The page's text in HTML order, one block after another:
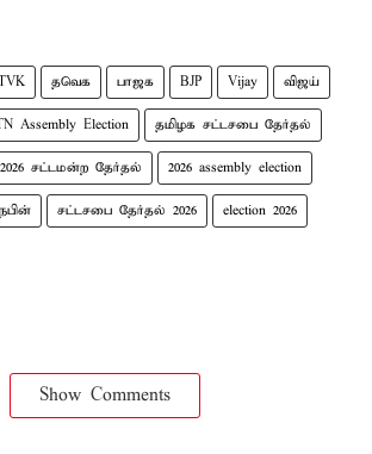
தவெக பாஜக BJP Vijay விஜய்
Assembly Election தமிழக சட்டசபை தேர்தல்
2026 சட்டமன்ற தேர்தல் 2026 assembly election
சட்டசபை தேர்தல் 2026 election 2026
Show Comments